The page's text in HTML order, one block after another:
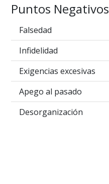
Puntos Negativos
Falsedad
Infidelidad
Exigencias excesivas
Apego al pasado
Desorganización